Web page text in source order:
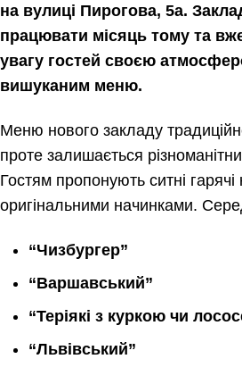
на вулиці Пирогова, 5а.
працювати місяць тому та
увагу гостей своєю
вишуканим меню.
Меню нового закладу
проте залишається
Гостям пропонують ситні гарячі
оригінальними начинками.
“Чизбургер”
“Варшавський”
“Теріякі з куркою чи
“Львівський”